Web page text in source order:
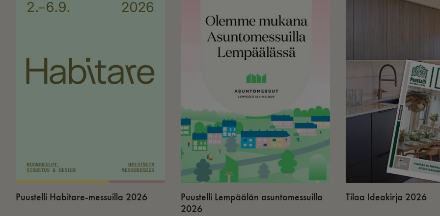
Puustelli Habitare-messuilla 2026
Puustelli Lempäälän asuntomessuilla
2026
Tilaa Ideakirja 2026